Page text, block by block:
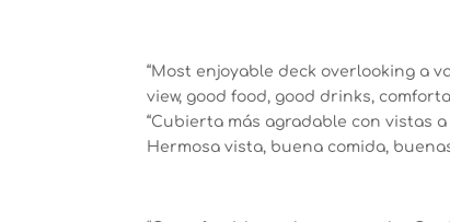
“Most enjoyable deck overlooking a
view, good food, good drinks,
“Cubierta más agradable con vistas
Hermosa vista, buena comida,